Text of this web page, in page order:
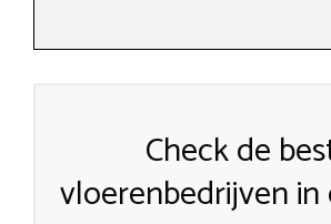
Check de
vloerenbedrijven in